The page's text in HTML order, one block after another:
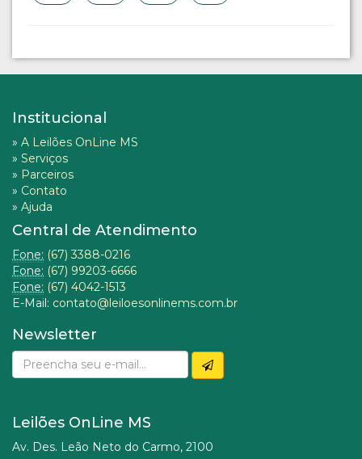
Institucional
» A Leilões OnLine MS
» Serviços
» Parceiros
» Contato
» Ajuda
Central de Atendimento
Fone: (67) 3388-0216
Fone: (67) 99203-6666
Fone: (67) 4042-1513
E-Mail: contato@leiloesonlinems.com.br
Newsletter
Leilões OnLine MS
Av. Des. Leão Neto do Carmo, 2100